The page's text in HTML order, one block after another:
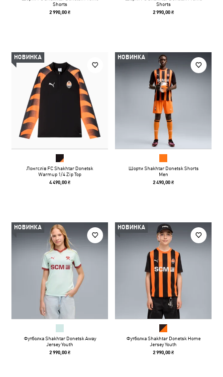
Shorts
2 990,00 ₴
Shorts
2 990,00 ₴
НОВИНКА
Лонгслів FC Shakhtar Donetsk
Warmup 1/4 Zip Top
4 490,00 ₴
НОВИНКА
Шорти Shakhtar Donetsk Shorts
Men
2 490,00 ₴
НОВИНКА
Футболка Shakhtar Donetsk Away
Jersey Youth
2 990,00 ₴
НОВИНКА
Футболка Shakhtar Donetsk Home
Jersey Youth
2 990,00 ₴